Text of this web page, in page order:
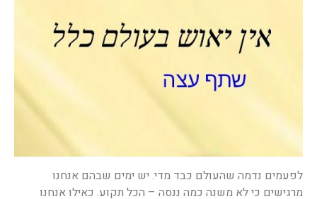
לפעמים נדמה שהעולם כבד מדי. יש ימים שבהם אנחנו
מרגישים כי לא משנה כמה ננסה – הכל תקוע. כאילו אנחנו